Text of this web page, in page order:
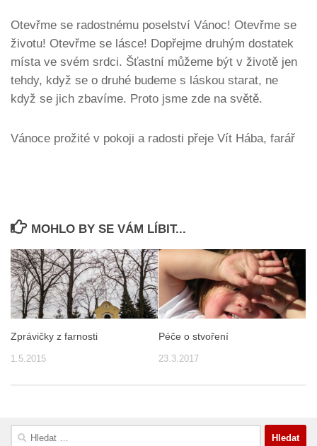
Otevřme se radostnému poselství Vánoc! Otevřme se
životu! Otevřme se lásce! Dopřejme druhým dostatek
místa ve svém srdci. Šťastní můžeme být v životě jen
tehdy, když se o druhé budeme s láskou starat, ne
když se jich zbavíme. Proto jsme zde na světě.
Vánoce prožité v pokoji a radosti přeje Vít Hába, farář
MOHLO BY SE VÁM LÍBIT...
Zprávičky z farnosti
1.5.2015
Péče o stvoření
23.3.2017
Vyhledávání